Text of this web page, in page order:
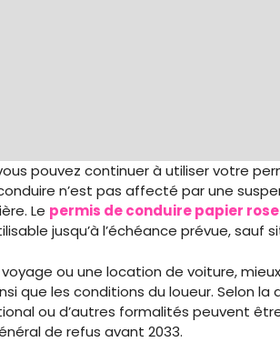
vous pouvez continuer à utiliser votre
n’est pas affecté par une
Le permis de conduire papier rose
jusqu’à l’échéance prévue, sauf
voyage ou une location de voiture,
que les conditions du loueur. Selon
ou d’autres formalités peuvent
de refus avant 2033.